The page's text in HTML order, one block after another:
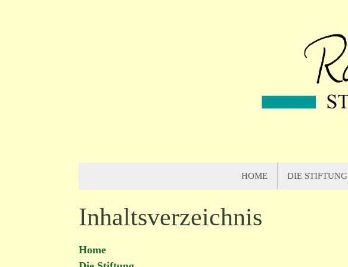
HOME DIE STIFTUNG
Inhaltsverzeichnis
Home